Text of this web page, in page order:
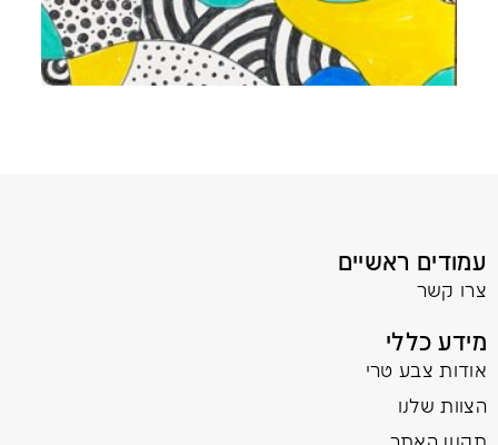
עמודים ראשיים
צרו קשר
מידע כללי
אודות צבע טרי
הצוות שלנו